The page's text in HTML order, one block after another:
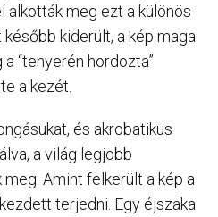
meg ezt a különös
kiderült, a kép maga
“tenyerén hordozta”
a kezét.
és akrobatikus
a világ legjobb
Amint felkerült a kép a
terjedni. Egy éjszaka